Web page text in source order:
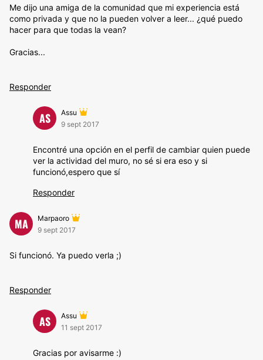
Me dijo una amiga de la comunidad que mi experiencia está
como privada y que no la pueden volver a leer... ¿qué puedo
hacer para que todas la vean?
Gracias...
Responder
AS
Assu
9 sept 2017
Encontré una opción en el perfil de cambiar quien puede
ver la actividad del muro, no sé si era eso y si
funcionó,espero que sí
Responder
MA
Marpaoro
9 sept 2017
Si funcionó. Ya puedo verla ;)
Responder
AS
Assu
11 sept 2017
Gracias por avisarme :)